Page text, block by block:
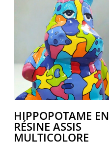
HIPPOPOTAME EN
RÉSINE ASSIS
MULTICOLORE